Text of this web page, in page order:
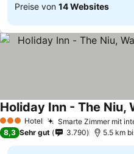
Preise von 14 Websites
3 SterneHotel Smarte Zimmer mit
Preise sehen
8,3 Sehr gut 3.790 5.5 km